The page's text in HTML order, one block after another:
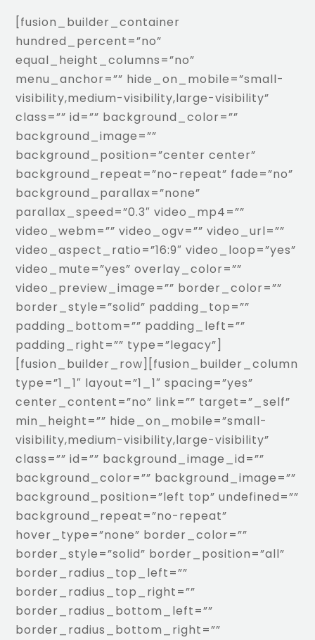
[fusion_builder_container
hundred_percent=”no”
equal_height_columns=”no”
menu_anchor=”” hide_on_mobile=”small-
visibility,medium-visibility,large-visibility”
class=”” id=”” background_color=””
background_image=””
background_position=”center center”
background_repeat=”no-repeat” fade=”no”
background_parallax=”none”
parallax_speed=”0.3″ video_mp4=””
video_webm=”” video_ogv=”” video_url=””
video_aspect_ratio=”16:9″ video_loop=”yes”
video_mute=”yes” overlay_color=””
video_preview_image=”” border_color=””
border_style=”solid” padding_top=””
padding_bottom=”” padding_left=””
padding_right=”” type=”legacy”]
[fusion_builder_row][fusion_builder_column
type=”1_1″ layout=”1_1″ spacing=”yes”
center_content=”no” link=”” target=”_self”
min_height=”” hide_on_mobile=”small-
visibility,medium-visibility,large-visibility”
class=”” id=”” background_image_id=””
background_color=”” background_image=””
background_position=”left top” undefined=””
background_repeat=”no-repeat”
hover_type=”none” border_color=””
border_style=”solid” border_position=”all”
border_radius_top_left=””
border_radius_top_right=””
border_radius_bottom_left=””
border_radius_bottom_right=””